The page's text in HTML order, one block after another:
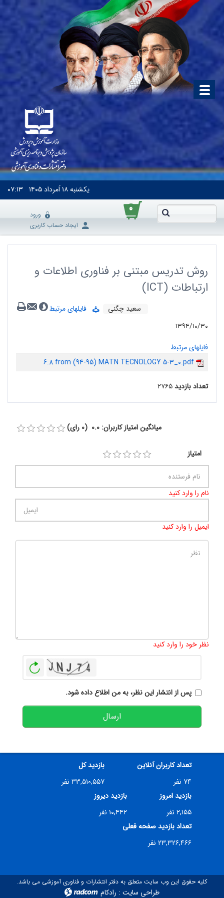
یکشنبه۱۸ اَمرداد ۱۴۰۵ ۰۷:۱۳
۰
ورود
ایجاد حساب کاربری
روش تدریس مبتنی بر فناوری اطلاعات و
ارتباطات (ICT)
سعید چگنی
فایلهای مرتبط
۱۳۹۴/۱۰/۳۰
فایلهای مرتبط
6.8 from (94-95) MATN TECNOLOGY 5-3_0.pdf
تعداد بازدید۲۷۶۵
میانگین امتیاز کاربران: 0.0 (0 رای)
امتیاز
نام را وارد کنید
ایمیل را وارد کنید
نظر خود را وارد کنید
پس از انتشار این نظر، به من اطلاع داده شود.
ارسال
تعداد کاربران آنلاین
۷۴ نفر
بازدید کل
۳۳,۵۱۰,۵۵۷ نفر
بازدید امروز
۲,۱۵۵ نفر
بازدید دیروز
۱۰,۴۴۲ نفر
تعداد بازدید صفحه فعلی
۲۳,۳۲۶,۴۶۶ نفر
کلیه حقوق این وب سایت متعلق به دفتر انتشارات و فناوری آموزشی می باشد.
طراحی سایت : رادکام radcom